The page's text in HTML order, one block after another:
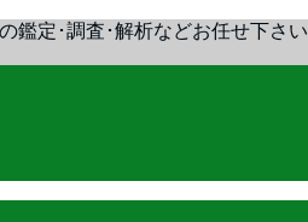
鑑定･調査･解析などお任せ下さい